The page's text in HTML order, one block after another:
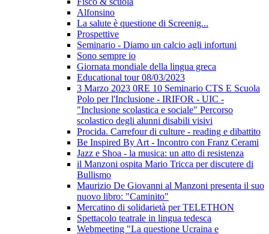
Alfonsino
La salute è questione di Screenig...
Prospettive
Seminario - Diamo un calcio agli infortuni
Sono sempre io
Giornata mondiale della lingua greca
Educational tour 08/03/2023
3 Marzo 2023 0RE 10 Seminario CTS E Scuola
Polo per l'Inclusione - IRIFOR - UIC -
"Inclusione scolastica e sociale" Percorso
scolastico degli alunni disabili visivi
Procida. Carrefour di culture - reading e dibattito
Be Inspired By Art - Incontro con Franz Cerami
Jazz e Shoa - la musica: un atto di resistenza
il Manzoni ospita Mario Tricca per discutere di
Bullismo
Maurizio De Giovanni al Manzoni presenta il suo
nuovo libro: "Caminito"
Mercatino di solidarietà per TELETHON
Spettacolo teatrale in lingua tedesca
Webmeeting "La questione Ucraina e